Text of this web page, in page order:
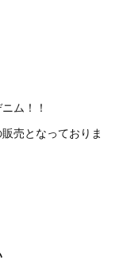
ム！！
売となっておりま